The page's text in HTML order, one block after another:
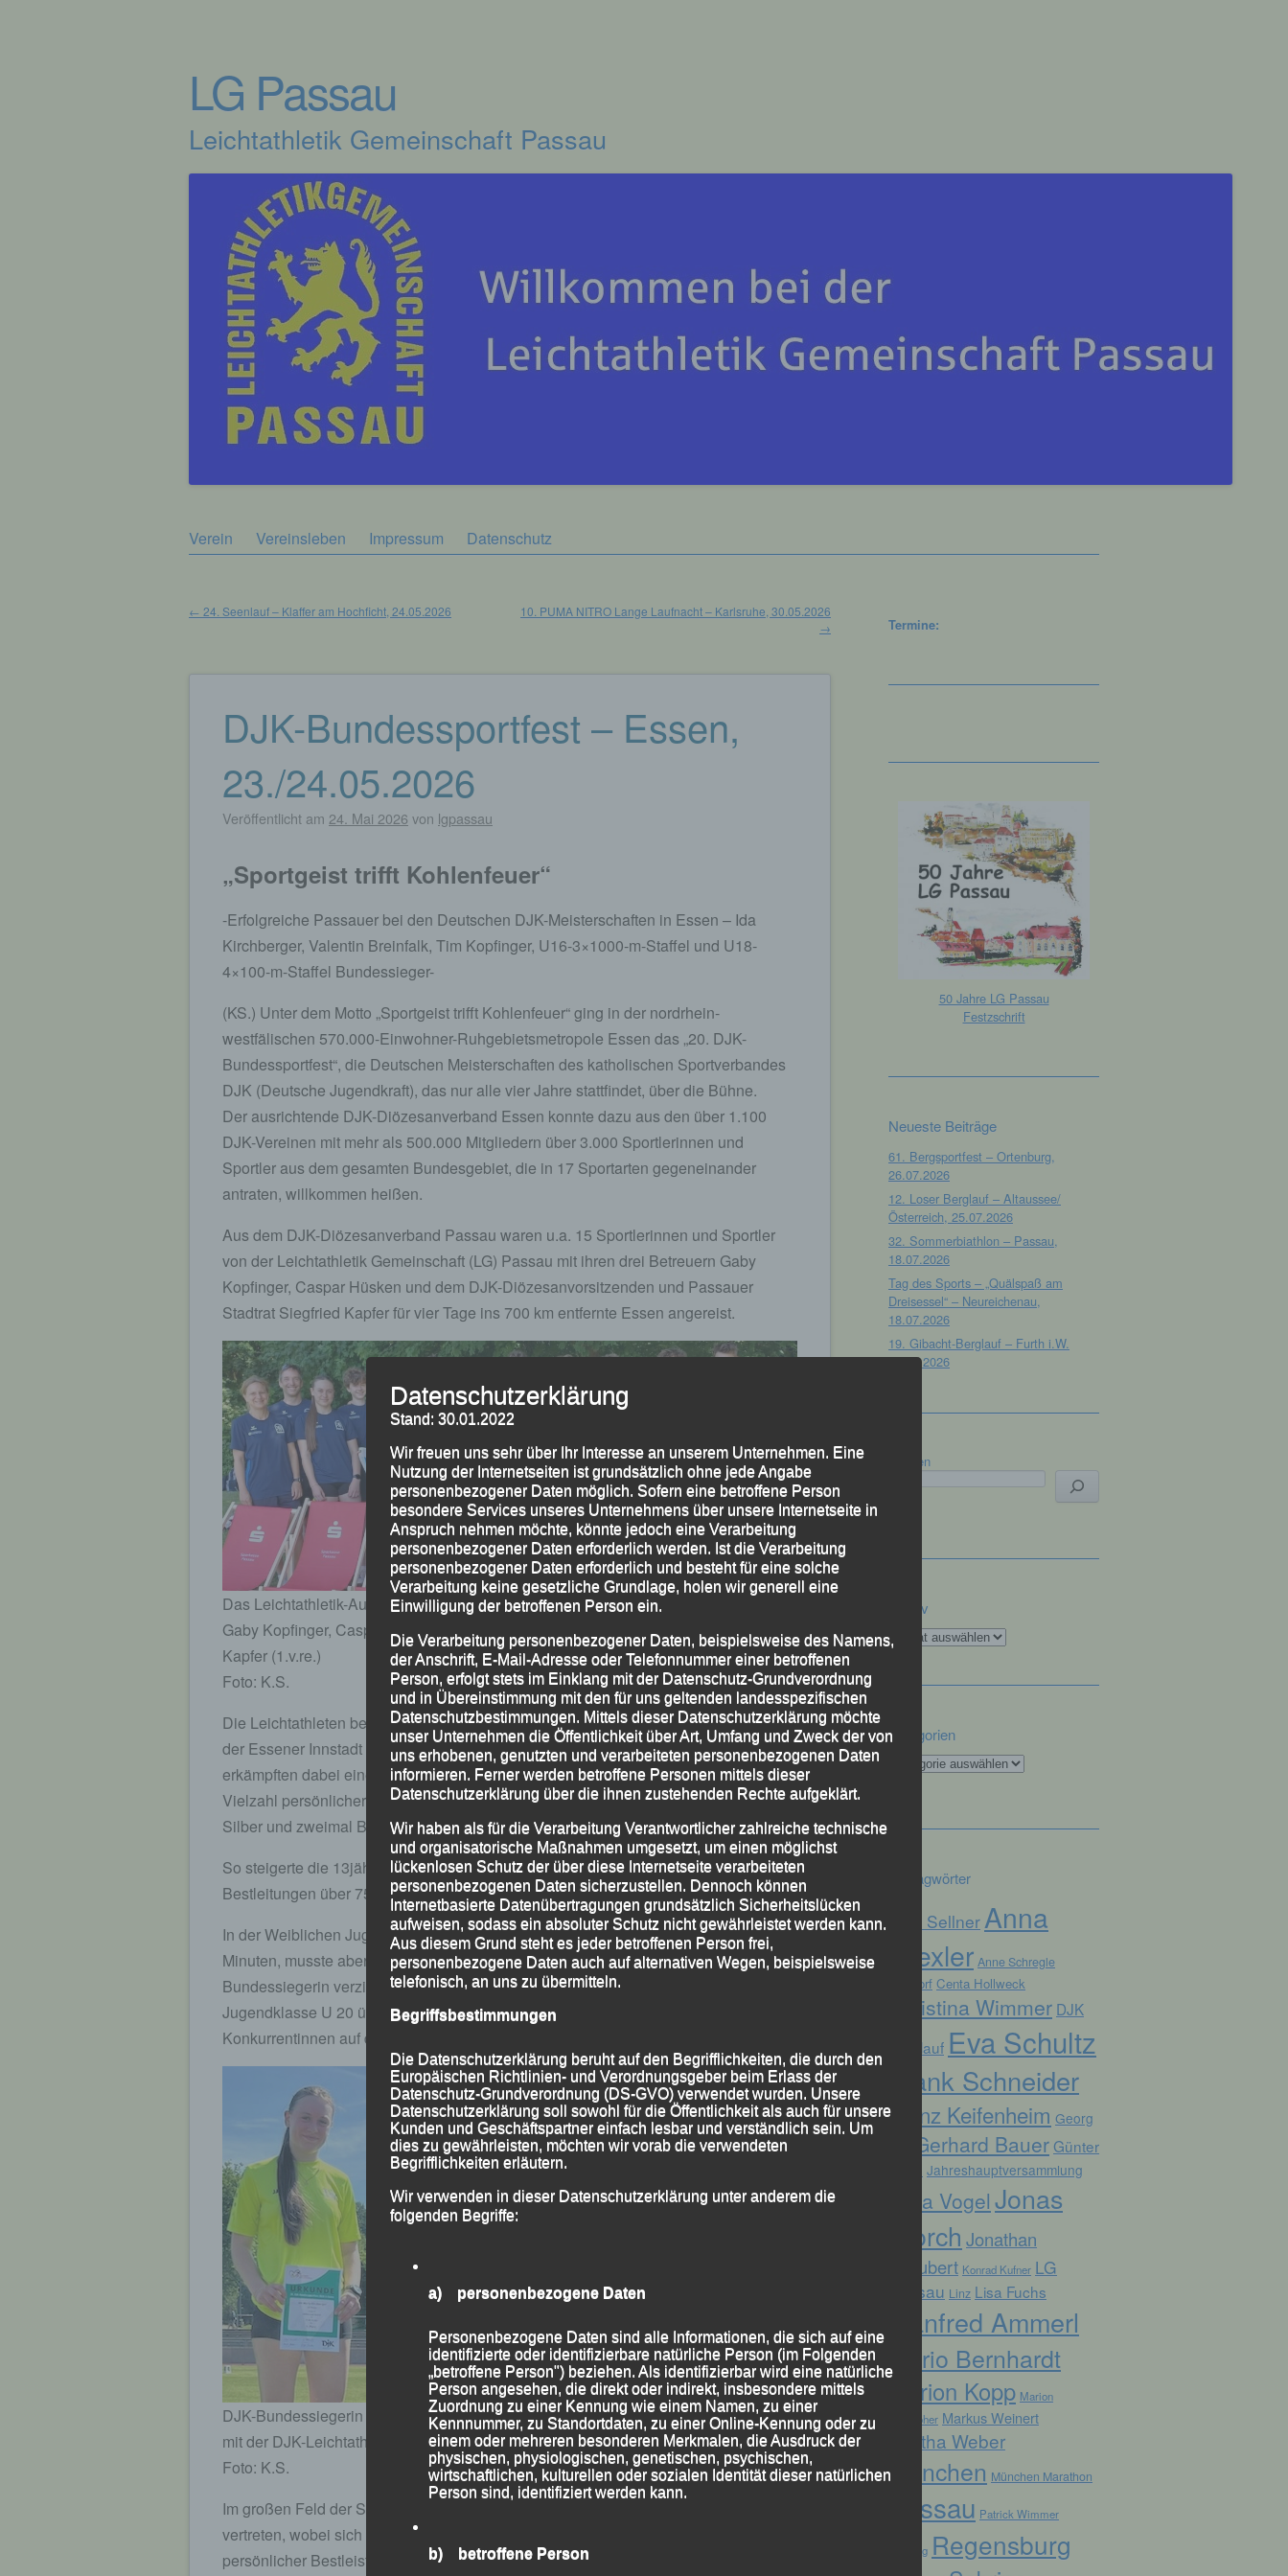
LG Passau
Leichtathletik Gemeinschaft Passau
Zum
Verein Vereinsleben Impressum Datenschutz
← 24. Seenlauf – Klaffer am Hochficht, 24.05.2026
10. PUMA NITRO Lange Laufnacht – Karlsruhe, 30.05.2026
→
DJK-Bundessportfest – Essen,
23./24.05.2026
Veröffentlicht am 24. Mai 2026 von lgpassau
„Sportgeist trifft Kohlenfeuer“
-Erfolgreiche Passauer bei den Deutschen DJK-Meisterschaften in Essen – Ida
Kirchberger, Valentin Breinfalk, Tim Kopfinger, U16-3×1000-m-Staffel und U18-
4×100-m-Staffel Bundessieger-
(KS.) Unter dem Motto „Sportgeist trifft Kohlenfeuer“ ging in der nordrhein-
westfälischen 570.000-Einwohner-Ruhgebietsmetropole Essen das „20. DJK-
Bundessportfest“, die Deutschen Meisterschaften des katholischen Sportverbandes
DJK (Deutsche Jugendkraft), das nur alle vier Jahre stattfindet, über die Bühne.
Der ausrichtende DJK-Diözesanverband Essen konnte dazu aus den über 1.100
DJK-Vereinen mit mehr als 500.000 Mitgliedern über 3.000 Sportlerinnen und
Sportler aus dem gesamten Bundesgebiet, die in 17 Sportarten gegeneinander
antraten, willkommen heißen.
Aus dem DJK-Diözesanverband Passau waren u.a. 15 Sportlerinnen und Sportler
von der Leichtathletik Gemeinschaft (LG) Passau mit ihren drei Betreuern Gaby
Kopfinger, Caspar Hüsken und dem DJK-Diözesanvorsitzenden und Passauer
Stadtrat Siegfried Kapfer für vier Tage ins 700 km entfernte Essen angereist.
Das Leichtathletik-Aufgebot der LG Passau eingerahmt von ihren Betreuern (v.li.)
Gaby Kopfinger, Caspar Hüsken und DJK-Diözesanvorsitzender Stadtrat Siegfried
Kapfer (1.v.re.)
Foto: K.S.
Die Leichtathleten bestritten ihre Wettkämpfe, verteilt über zwei Tage, im nordöstlich
der Essener Innstadt gelegenen Leichtathletikstadion im „Sportpark am Hallo“ und
erkämpften dabei eine ganze Anzahl von Medaillen, Top-Platzierungen und eine
Vielzahl persönlicher Bestleistungen. Elf Medaillen, davon siebenmal Gold, zweimal
Silber und zweimal Bronze, standen am Schluss im Medaillenspiegel.
So steigerte die 13jährige Katharina Hüsken im Rahmen ihres Vierkampfes ihre
Bestleitungen über 75 m auf jetzt 11,39 sec. und im Weitsprung auf nun 4,07 m.
In der Weiblichen Jugend U 18 gewann Ida Kirchberger die 3.000 m in 12:40,16
Minuten, musste aber aufgrund der Absagen weiterer Läuferinnen auf den Titel einer
Bundessiegerin verzichten. Dafür holte sie den Titel einen Tag später in der
Jugendklasse U 20 über 5.000 m, wo sie mit einer Endzeit von 22:15,12 Minuten ihre
Konkurrentinnen auf die weiteren Plätze verwies.
DJK-Bundessiegerin über 5.000 m Ida Kirchberger
mit der DJK-Leichtathletik Bundesfachwartin Isabelle Rhine
Foto: K.S.
Im großen Feld der Schülerklasse M 13 waren die Passauer mit drei Athleten
vertreten, wobei sich Valentin Breinfalk gleich fünf Medaillen sicherte. Gold mit neuer
persönlicher Bestleistung von 9,76 sec. über 75 m, Gold im Weitsprung, wo er sich
Termine:
50 Jahre LG Passau
Festzschrift
Neueste Beiträge
61. Bergsportfest – Ortenburg,
26.07.2026
12. Loser Berglauf – Altaussee/
Österreich, 25.07.2026
32. Sommerbiathlon – Passau,
18.07.2026
Tag des Sports – „Quälspaß am
Dreisessel“ – Neureichenau,
18.07.2026
19. Gibacht-Berglauf – Furth i.W.
12.07.2026
Suchen
Archiv
Archiv
Kategorien
Kategorien
Schlagwörter
Alex Sellner Anna
Drexler Anne Schregle
Arnstorf Centa Hollweck
Christina Wimmer DJK
Domlauf Eva Schultz
Frank Schneider
Franz Keifenheim Georg
Gerhard Bauer Günter
Jahreshauptversammlung
Jana Vogel Jonas
Storch Jonathan
Schubert Konrad Kufner LG
Passau Linz Lisa Fuchs
Manfred Ammerl
Mario Bernhardt
Marion Kopp Marion
Krautloher Markus Weinert
Martha Weber
München München Marathon
Passau Patrick Wimmer
Pocking Regensburg
Datenschutzerklärung
Stand: 30.01.2022
Wir freuen uns sehr über Ihr Interesse an unserem Unternehmen. Eine
Nutzung der Internetseiten ist grundsätzlich ohne jede Angabe
personenbezogener Daten möglich. Sofern eine betroffene Person
besondere Services unseres Unternehmens über unsere Internetseite in
Anspruch nehmen möchte, könnte jedoch eine Verarbeitung
personenbezogener Daten erforderlich werden. Ist die Verarbeitung
personenbezogener Daten erforderlich und besteht für eine solche
Verarbeitung keine gesetzliche Grundlage, holen wir generell eine
Einwilligung der betroffenen Person ein.
Die Verarbeitung personenbezogener Daten, beispielsweise des Namens,
der Anschrift, E-Mail-Adresse oder Telefonnummer einer betroffenen
Person, erfolgt stets im Einklang mit der Datenschutz-Grundverordnung
und in Übereinstimmung mit den für uns geltenden landesspezifischen
Datenschutzbestimmungen. Mittels dieser Datenschutzerklärung möchte
unser Unternehmen die Öffentlichkeit über Art, Umfang und Zweck der von
uns erhobenen, genutzten und verarbeiteten personenbezogenen Daten
informieren. Ferner werden betroffene Personen mittels dieser
Datenschutzerklärung über die ihnen zustehenden Rechte aufgeklärt.
Wir haben als für die Verarbeitung Verantwortlicher zahlreiche technische
und organisatorische Maßnahmen umgesetzt, um einen möglichst
lückenlosen Schutz der über diese Internetseite verarbeiteten
personenbezogenen Daten sicherzustellen. Dennoch können
Internetbasierte Datenübertragungen grundsätzlich Sicherheitslücken
aufweisen, sodass ein absoluter Schutz nicht gewährleistet werden kann.
Aus diesem Grund steht es jeder betroffenen Person frei,
personenbezogene Daten auch auf alternativen Wegen, beispielsweise
telefonisch, an uns zu übermitteln.
Begriffsbestimmungen
Die Datenschutzerklärung beruht auf den Begrifflichkeiten, die durch den
Europäischen Richtlinien- und Verordnungsgeber beim Erlass der
Datenschutz-Grundverordnung (DS-GVO) verwendet wurden. Unsere
Datenschutzerklärung soll sowohl für die Öffentlichkeit als auch für unsere
Kunden und Geschäftspartner einfach lesbar und verständlich sein. Um
dies zu gewährleisten, möchten wir vorab die verwendeten
Begrifflichkeiten erläutern.
Wir verwenden in dieser Datenschutzerklärung unter anderem die
folgenden Begriffe:
a) personenbezogene Daten
Personenbezogene Daten sind alle Informationen, die sich auf eine
identifizierte oder identifizierbare natürliche Person (im Folgenden
„betroffene Person") beziehen. Als identifizierbar wird eine natürliche
Person angesehen, die direkt oder indirekt, insbesondere mittels
Zuordnung zu einer Kennung wie einem Namen, zu einer
Kennnummer, zu Standortdaten, zu einer Online-Kennung oder zu
einem oder mehreren besonderen Merkmalen, die Ausdruck der
physischen, physiologischen, genetischen, psychischen,
wirtschaftlichen, kulturellen oder sozialen Identität dieser natürlichen
Person sind, identifiziert werden kann.
b) betroffene Person